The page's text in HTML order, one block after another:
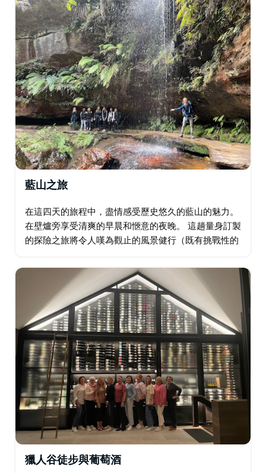
心，品嚐美味佳餚、美酒和清新的山間空氣。
藍山之旅
在這四天的旅程中，盡情感受歷史悠久的藍山的魅力。
在壁爐旁享受清爽的早晨和愜意的夜晚。 這趟量身訂製
的探險之旅將令人嘆為觀止的風景健行（既有挑戰性的
美酒完美融合。您將穿越國家公園的標誌性步道…
獵人谷徒步與葡萄酒